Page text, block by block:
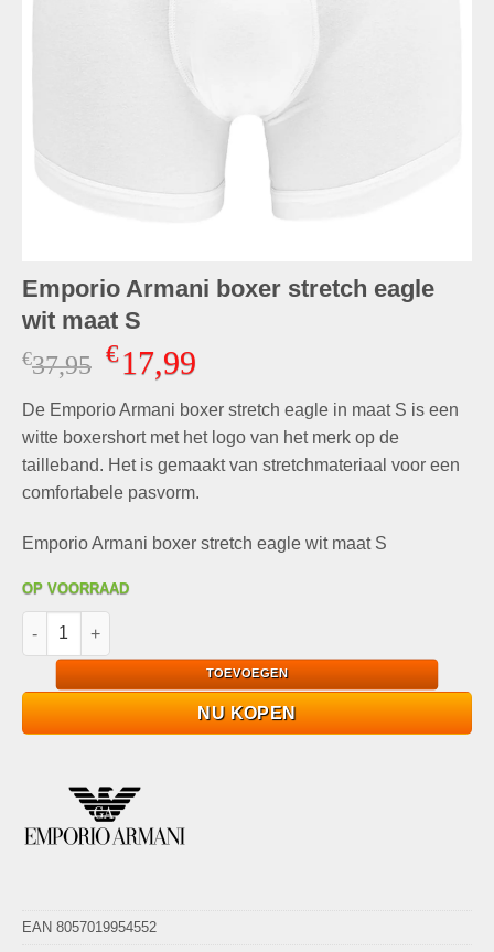
Emporio Armani boxer stretch eagle
wit maat S
€37,95 Oorspronkelijke
was:
€37,95.
€17,99Huidige
is:
€17,99.
De Emporio Armani boxer stretch eagle in maat S is een
witte boxershort met het logo van het merk op de
tailleband. Het is gemaakt van stretchmateriaal voor een
comfortabele pasvorm.
Emporio Armani boxer stretch eagle wit maat S
OP VOORRAAD
Emporio Armani boxer stretch eagle wit maat S aantal
TOEVOEGEN
NU KOPEN
EAN 8057019954552